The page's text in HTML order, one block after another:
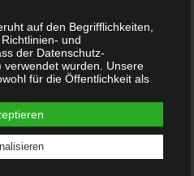
Künstler,
19.00
2025
opening DANCE THE
Atlantic Gallery in NYC on
auf den Begrifflichkeiten,
und
der Datenschutz-
wurden. Unsere
für die Öffentlichkeit als
zu gewährleisten, möchten
erläutern.
unter